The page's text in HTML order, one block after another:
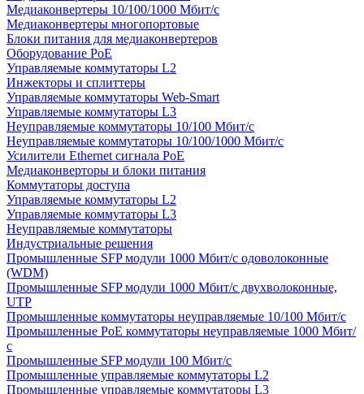
Медиаконвертеры 10/100/1000 Мбит/c
Медиаконвертеры многопортовые
Блоки питания для медиаконвертеров
Оборудование PoE
Управляемые коммутаторы L2
Инжекторы и сплиттеры
Управляемые коммутаторы Web-Smart
Управляемые коммутаторы L3
Неуправляемые коммутаторы 10/100 Мбит/с
Неуправляемые коммутаторы 10/100/1000 Мбит/с
Усилители Ethernet сигнала PoE
Медиаконверторы и блоки питания
Коммутаторы доступа
Управляемые коммутаторы L2
Управляемые коммутаторы L3
Неуправляемые коммутаторы
Индустриальные решения
Промышленные SFP модули 1000 Мбит/c одоволоконные
(WDM)
Промышленные SFP модули 1000 Мбит/c двухволоконные,
UTP
Промышленные коммутаторы неуправляемые 10/100 Мбит/с
Промышленные PoE коммутаторы неуправляемые 1000 Мбит/
с
Промышленные SFP модули 100 Мбит/c
Промышленные управляемые коммутаторы L2
Промышленные управляемые коммутаторы L3